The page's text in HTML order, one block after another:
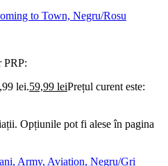
to Town, Negru/Rosu
PRP:
lei.59,99 leiPrețul curent este:
Opțiunile pot fi alese în pagina